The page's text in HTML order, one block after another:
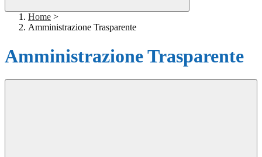
Home >
Amministrazione Trasparente
Amministrazione Trasparente